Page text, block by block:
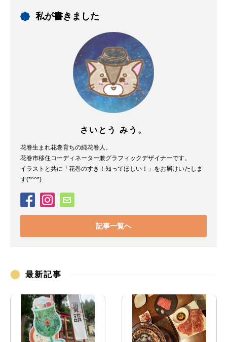
私が書きました
さいとう みう。
花巻生まれ花巻育ちの純花巻人。
花巻市移住コーディネーター兼グラフィックデザイナーです。
イラストと共に「花巻のすき！知ってほしい！」をお届けいたしま
す(*^^*)
記事一覧へ
最新記事